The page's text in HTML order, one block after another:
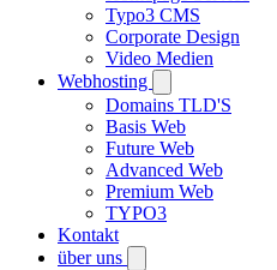
Typo3 CMS
Corporate Design
Video Medien
Webhosting
Domains TLD'S
Basis Web
Future Web
Advanced Web
Premium Web
TYPO3
Kontakt
über uns